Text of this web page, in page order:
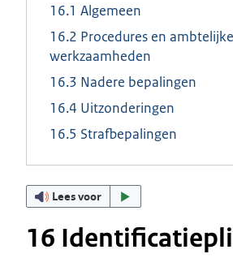
16.1 Algemeen
16.2 Procedures en ambtelijke
werkzaamheden
16.3 Nadere bepalingen
16.4 Uitzonderingen
16.5 Strafbepalingen
Lees voor
16